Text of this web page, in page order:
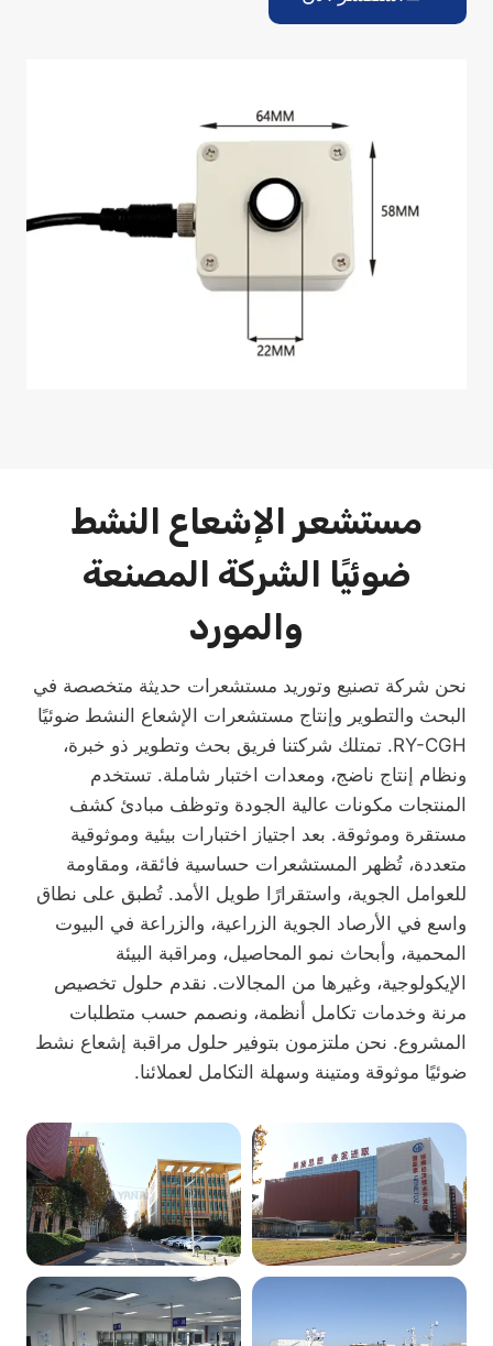
مستشعر الإشعاع النشط
ضوئيًا الشركة المصنعة
والمورد
نحن شركة تصنيع وتوريد مستشعرات حديثة متخصصة في
البحث والتطوير وإنتاج مستشعرات الإشعاع النشط ضوئيًا
RY-CGH. تمتلك شركتنا فريق بحث وتطوير ذو خبرة،
ونظام إنتاج ناضج، ومعدات اختبار شاملة. تستخدم
المنتجات مكونات عالية الجودة وتوظف مبادئ كشف
مستقرة وموثوقة. بعد اجتياز اختبارات بيئية وموثوقية
متعددة، تُظهر المستشعرات حساسية فائقة، ومقاومة
للعوامل الجوية، واستقرارًا طويل الأمد. تُطبق على نطاق
واسع في الأرصاد الجوية الزراعية، والزراعة في البيوت
المحمية، وأبحاث نمو المحاصيل، ومراقبة البيئة
الإيكولوجية، وغيرها من المجالات. نقدم حلول تخصيص
مرنة وخدمات تكامل أنظمة، ونصمم حسب متطلبات
المشروع. نحن ملتزمون بتوفير حلول مراقبة إشعاع نشط
ضوئيًا موثوقة ومتينة وسهلة التكامل لعملائنا.